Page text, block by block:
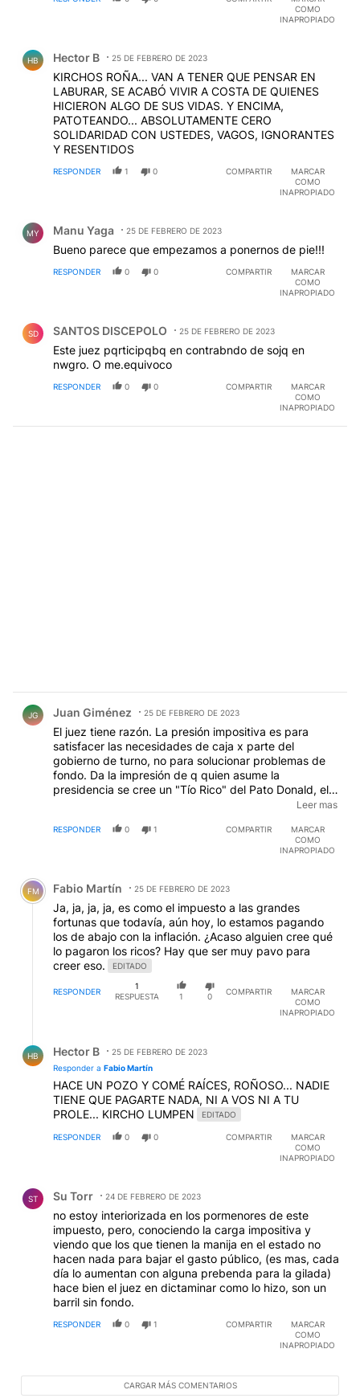
COMO
INAPROPIADO
HB Hector B 25 DE FEBRERO DE 2023
KIRCHOS ROÑA... VAN A TENER QUE PENSAR EN
LABURAR, SE ACABÓ VIVIR A COSTA DE QUIENES
HICIERON ALGO DE SUS VIDAS. Y ENCIMA,
PATOTEANDO... ABSOLUTAMENTE CERO
SOLIDARIDAD CON USTEDES, VAGOS, IGNORANTES
Y RESENTIDOS
RESPONDER 1 0 COMPARTIR
MARCAR
COMO
INAPROPIADO
MY Manu Yaga 25 DE FEBRERO DE 2023
Bueno parece que empezamos a ponernos de pie!!!
RESPONDER 0 0 COMPARTIR
MARCAR
COMO
INAPROPIADO
SD SANTOS DISCEPOLO 25 DE FEBRERO DE 2023
Este juez pqrticipqbq en contrabndo de sojq en
nwgro. O me.equivoco
RESPONDER 0 0 COMPARTIR
MARCAR
COMO
INAPROPIADO
JG Juan Giménez 25 DE FEBRERO DE 2023
El juez tiene razón. La presión impositiva es para
satisfacer las necesidades de caja x parte del
gobierno de turno, no para solucionar problemas de
fondo. Da la impresión de q quien asume la
presidencia se cree un "Tío Rico" del Pato Donald, el
cual sentado sobre una montaña de monedas, se
impuesto a las grandes fortunas pero no se persigue a
Leer mas
RESPONDER 0 1 COMPARTIR
MARCAR
COMO
INAPROPIADO
Comentario de Fabio Martín.
FM Fabio Martín 25 DE FEBRERO DE 2023
Ja, ja, ja, ja, es como el impuesto a las grandes
fortunas que todavía, aún hoy, lo estamos pagando
los de abajo con la inflación. ¿Acaso alguien cree qué
lo pagaron los ricos? Hay que ser muy pavo para
creer eso.
EDITADO
RESPONDER
1
RESPUESTA
1 0
COMPARTIR
MARCAR
COMO
INAPROPIADO
HB Hector B
25 DE FEBRERO DE 2023
Responder a Fabio Martín
HACE UN POZO Y COMÉ RAÍCES, ROÑOSO... NADIE
TIENE QUE PAGARTE NADA, NI A VOS NI A TU
PROLE... KIRCHO LUMPEN
EDITADO
RESPONDER 0 0 COMPARTIR
MARCAR
COMO
INAPROPIADO
ST Su Torr 24 DE FEBRERO DE 2023
no estoy interiorizada en los pormenores de este
impuesto, pero, conociendo la carga impositiva y
viendo que los que tienen la manija en el estado no
hacen nada para bajar el gasto público, (es mas, cada
día lo aumentan con alguna prebenda para la gilada)
hace bien el juez en dictaminar como lo hizo, son un
barril sin fondo.
RESPONDER 0 1 COMPARTIR
MARCAR
COMO
INAPROPIADO
CARGAR MÁS COMENTARIOS